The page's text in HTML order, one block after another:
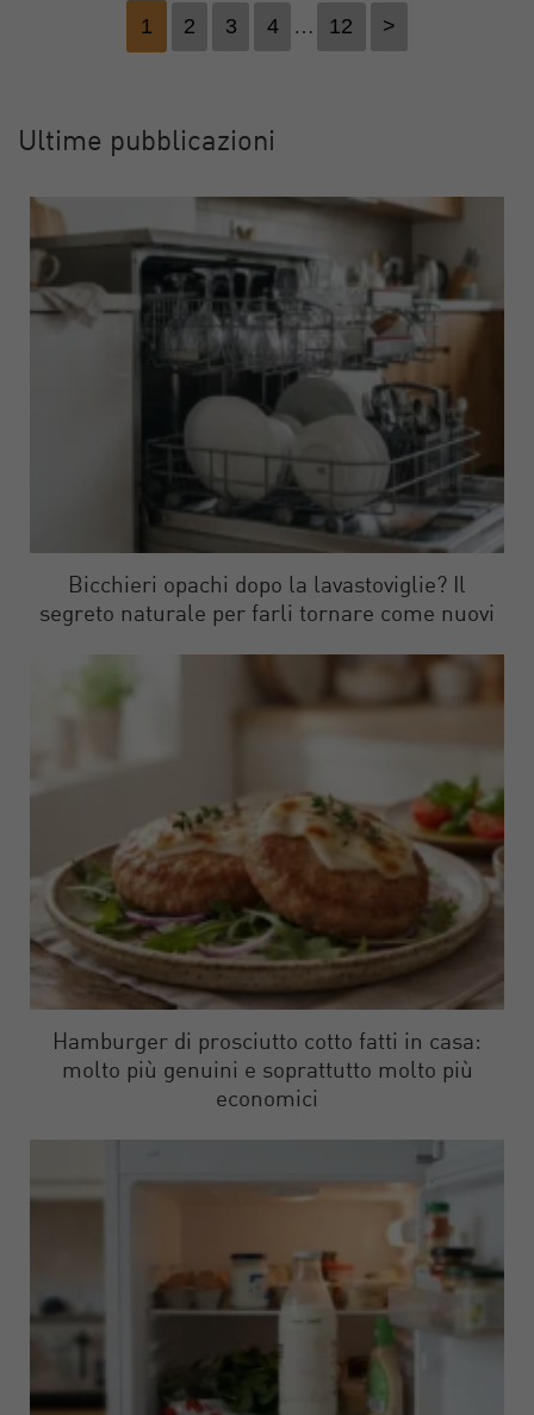
1 2 3 4 … 12 >
Ultime pubblicazioni
Bicchieri opachi dopo la lavastoviglie? Il
segreto naturale per farli tornare come nuovi
Hamburger di prosciutto cotto fatti in casa:
molto più genuini e soprattutto molto più
economici